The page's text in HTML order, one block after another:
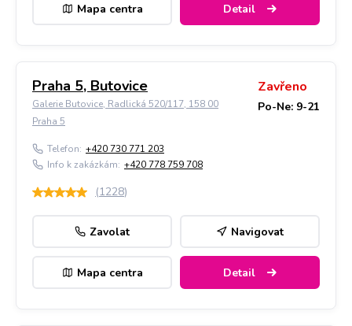
Mapa centra Detail
Praha 5, Butovice
Galerie Butovice, Radlická 520/117, 158 00
Praha 5
Zavřeno
Po-Ne: 9-21
Telefon: +420 730 771 203
Info k zakázkám: +420 778 759 708
(1228)
Zavolat Navigovat
Mapa centra Detail